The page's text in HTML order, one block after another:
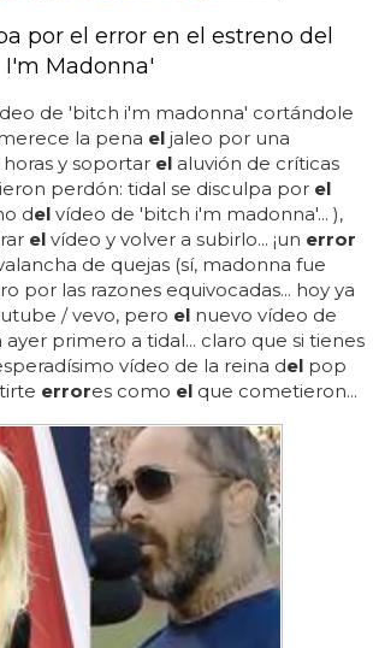
por el error en el estreno del
Madonna'
de 'bitch i'm madonna' cortándole
la pena el jaleo por una
y soportar el aluvión de críticas
perdón: tidal se disculpa por el
del vídeo de 'bitch i'm madonna'... ),
el vídeo y volver a subirlo... ¡un error
de quejas (sí, madonna fue
por las razones equivocadas... hoy ya
/ vevo, pero el nuevo vídeo de
primero a tidal... claro que si tienes
vídeo de la reina del pop
errores como el que cometieron...